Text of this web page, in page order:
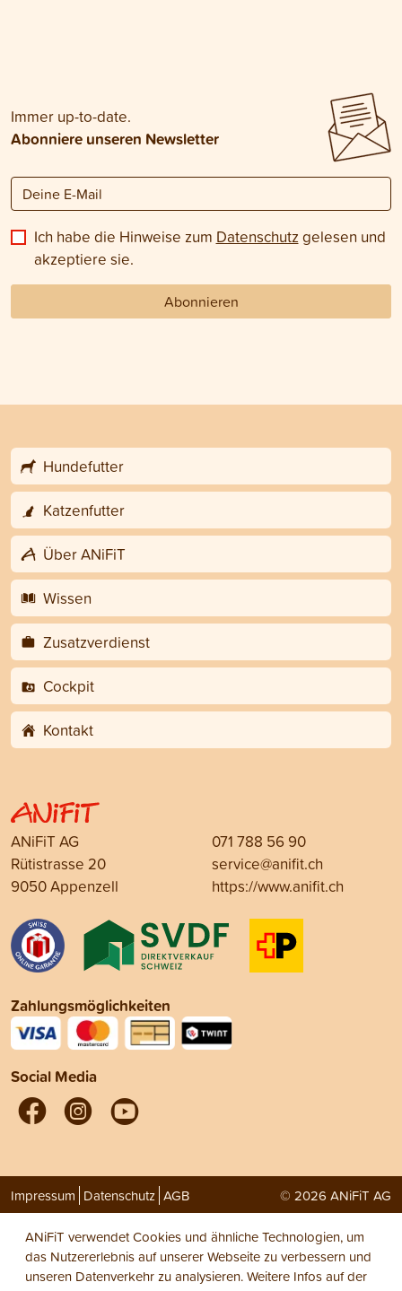
Immer up-to-date.
Abonniere unseren Newsletter
Ich habe die Hinweise zum Datenschutz gelesen und
akzeptiere sie.
Abonnieren
Hundefutter
Katzenfutter
Über ANiFiT
Wissen
Zusatzverdienst
Cockpit
Kontakt
ANiFiT AG
Rütistrasse 20
9050 Appenzell
071 788 56 90
service@anifit.ch
https://www.anifit.ch
Zahlungsmöglichkeiten
Social Media
Impressum Datenschutz AGB © 2026 ANiFiT AG
ANiFiT verwendet Cookies und ähnliche Technologien, um
das Nutzererlebnis auf unserer Webseite zu verbessern und
unseren Datenverkehr zu analysieren. Weitere Infos auf der